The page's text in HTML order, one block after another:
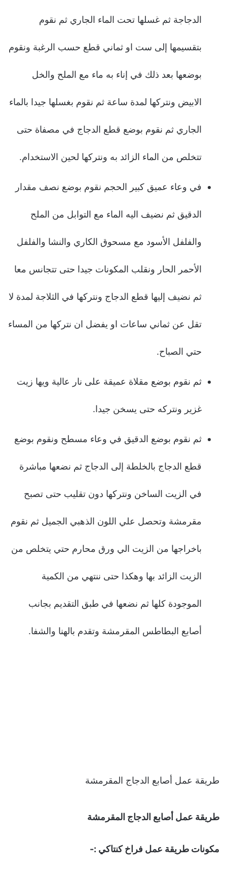
الدجاجة ثم غسلها تحت الماء الجاري ثم نقوم
بتقسيمها إلى ست او ثماني قطع حسب الرغبة ونقوم
بوضعها بعد ذلك في إناء به ماء مع الملح والخل
الابيض ونتركها لمدة ساعة ثم نقوم بغسلها جيدا بالماء
الجاري ثم نقوم بوضع قطع الدجاج في مصفاة حتى
تتخلص من الماء الزائد به ونتركها لحين الاستخدام.
في وعاء عميق كبير الحجم نقوم بوضع نصف مقدار
الدقيق ثم نضيف اليه الماء مع التوابل من الملح
والفلفل الأسود مع مسحوق الكاري والنشا والفلفل
الأحمر الحار ونقلب المكونات جيدا حتى تتجانس معا
ثم نضيف إليها قطع الدجاج ونتركها في الثلاجة لمدة لا
تقل عن ثماني ساعات او يفضل ان نتركها من المساء
حتي الصباح.
ثم نقوم بوضع مقلاة عميقة على نار عالية ويها زيت
غزير ونتركه حتى يسخن جيدا.
ثم نقوم بوضع الدقيق في وعاء مسطح ونقوم بوضع
قطع الدجاج بالخلطة إلى الدجاج ثم نضعها مباشرة
في الزيت الساخن ونتركها دون تقليب حتى تصبح
مقرمشة وتحصل علي اللون الذهبي الجميل ثم نقوم
باخراجها من الزيت الي ورق محارم حتي يتخلص من
الزيت الزائد بها وهكذا حتى ننتهي من الكمية
الموجودة كلها ثم نضعها في طبق التقديم بجانب
أصابع البطاطس المقرمشة وتقدم بالهنا والشفا.
طريقة عمل أصابع الدجاج المقرمشة
طريقة عمل أصابع الدجاج المقرمشة
مكونات طريقة عمل فراخ كنتاكي :-